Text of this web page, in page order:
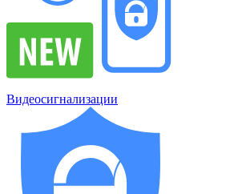
Видеосигнализации